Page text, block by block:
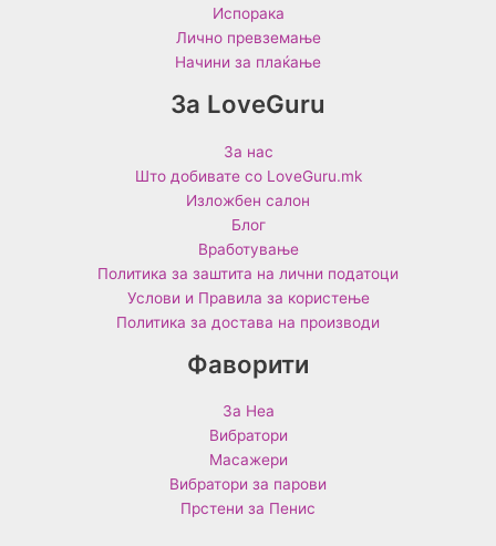
Испорака
Лично превземање
Начини за плаќање
За LoveGuru
За нас
Што добивате со LoveGuru.mk
Изложбен салон
Блог
Вработување
Политика за заштита на лични податоци
Услови и Правила за користење
Политика за достава на производи
Фаворити
За Неа
Вибратори
Масажери
Вибратори за парови
Прстени за Пенис